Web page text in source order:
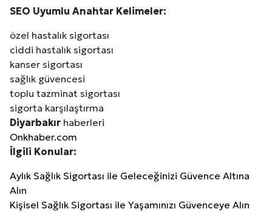
SEO Uyumlu Anahtar Kelimeler:
özel hastalık sigortası
ciddi hastalık sigortası
kanser sigortası
sağlık güvencesi
toplu tazminat sigortası
sigorta karşılaştırma
Diyarbakır haberleri
Onkhaber.com
İlgili Konular:
Aylık Sağlık Sigortası ile Geleceğinizi Güvence Altına
Alın
Kişisel Sağlık Sigortası ile Yaşamınızı Güvenceye Alın